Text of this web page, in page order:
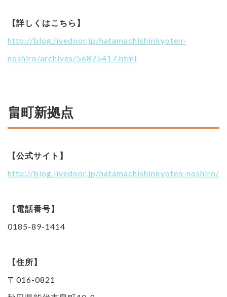
【詳しくはこちら】
http://blog.livedoor.jp/hatamachishinkyoten-
noshiro/archives/56875417.html
畠町新拠点
【公式サイト】
http://blog.livedoor.jp/hatamachishinkyoten-noshiro/
【電話番号】
0185-89-1414
【住所】
〒016-0821